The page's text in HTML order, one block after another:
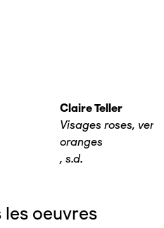
Claire Teller
Visages roses,
oranges
, s.d.
les oeuvres